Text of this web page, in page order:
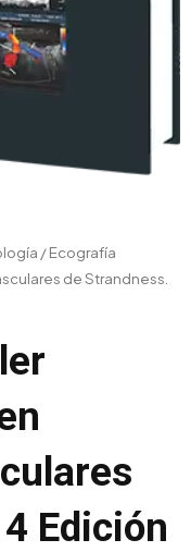
/ Ecografía
de Strandness.
Edición